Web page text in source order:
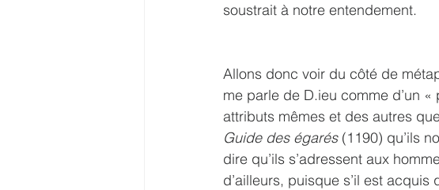
soustrait à notre entendement.
Allons donc voir du côté de
me parle de D.ieu comme d’un «
attributs mêmes et des autres
Guide des égarés (1190) qu’ils
dire qu’ils s’adressent aux
d’ailleurs, puisque s’il est acquis